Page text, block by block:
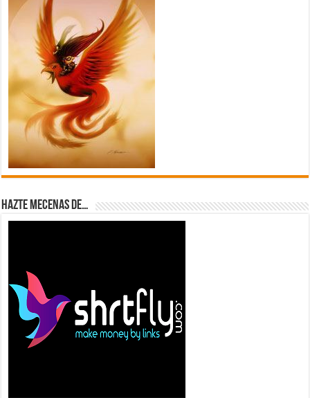
Hazte Mecenas de…